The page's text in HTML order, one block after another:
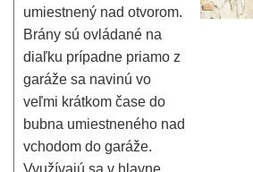
umiestnený nad otvorom.
Brány sú ovládané na
diaľku prípadne priamo z
garáže sa navinú vo
veľmi krátkom čase do
bubna umiestneného nad
vchodom do garáže.
Využívajú sa v hlavne